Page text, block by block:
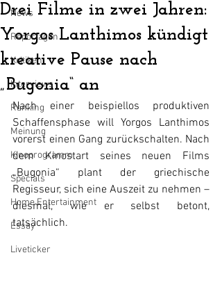
News
Reportagen
Kritiken
Interviews
Ranking
Meinung
Kinoprogramm
Specials
Home Entertainment
Essay
Liveticker
Drei Filme in zwei Jahren:
Yorgos Lanthimos kündigt
kreative Pause nach
„Bugonia“ an
Nach einer beispiellos produktiven
Schaffensphase will Yorgos Lanthimos
vorerst einen Gang zurückschalten. Nach
dem Kinostart seines neuen Films
„Bugonia“ plant der griechische
Regisseur, sich eine Auszeit zu nehmen –
diesmal, wie er selbst betont,
tatsächlich.